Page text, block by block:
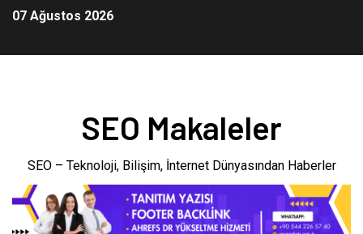
07 Ağustos 2026
SEO Makaleler
SEO – Teknoloji, Bilişim, İnternet Dünyasından Haberler